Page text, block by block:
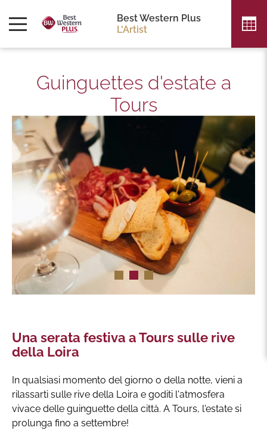
Best Western Plus
L'Artist
Guinguettes d'estate a
Tours
Una serata festiva a Tours sulle rive
della Loira
In qualsiasi momento del giorno o della notte, vieni a
rilassarti sulle rive della Loira e goditi l'atmosfera
vivace delle guinguette della città. A Tours, l'estate si
prolunga fino a settembre!